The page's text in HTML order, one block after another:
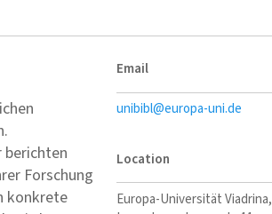
berichten
Forschung
konkrete
Email
unibibl@europa-uni.de
Location
Europa-Universität Viadrina,